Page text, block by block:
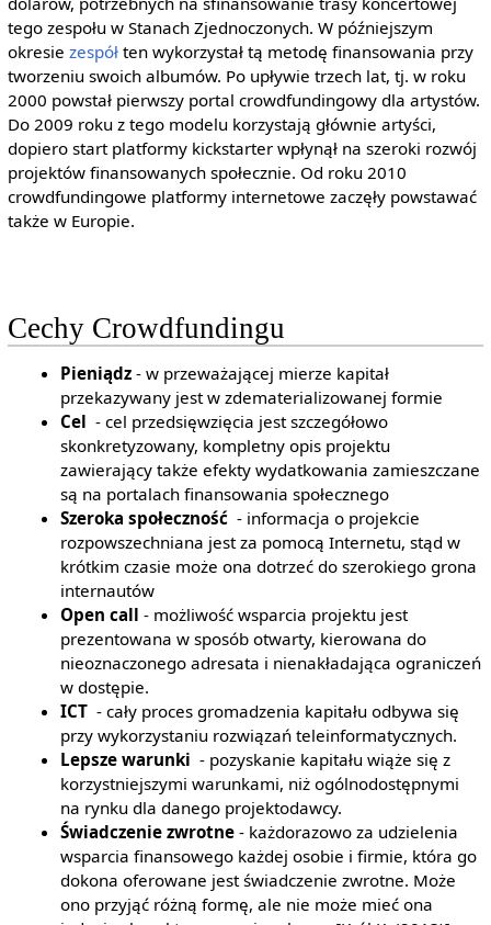
tego zespołu w Stanach Zjednoczonych. W późniejszym
okresie zespółten wykorzystał tą metodę finansowania przy
tworzeniu swoich albumów. Po upływie trzech lat, tj. w roku
2000 powstał pierwszy portal crowdfundingowy dla artystów.
Do 2009 roku z tego modelu korzystają głównie artyści,
dopiero start platformy kickstarter wpłynął na szeroki rozwój
projektów finansowanych społecznie. Od roku 2010
crowdfundingowe platformy internetowe zaczęły powstawać
także w Europie.
Cechy Crowdfundingu
Pieniądz- w przeważającej mierze kapitał
przekazywany jest w zdematerializowanej formie
Cel - cel przedsięwzięcia jest szczegółowo
skonkretyzowany, kompletny opis projektu
zawierający także efekty wydatkowania zamieszczane
są na portalach finansowania społecznego
Szeroka społeczność - informacja o projekcie
rozpowszechniana jest za pomocą Internetu, stąd w
krótkim czasie może ona dotrzeć do szerokiego grona
internautów
Open call- możliwość wsparcia projektu jest
prezentowana w sposób otwarty, kierowana do
nieoznaczonego adresata i nienakładająca ograniczeń
w dostępie.
ICT - cały proces gromadzenia kapitału odbywa się
przy wykorzystaniu rozwiązań teleinformatycznych.
Lepsze warunki - pozyskanie kapitału wiąże się z
korzystniejszymi warunkami, niż ogólnodostępnymi
na rynku dla danego projektodawcy.
Świadczenie zwrotne- każdorazowo za udzielenia
wsparcia finansowego każdej osobie i firmie, która go
dokona oferowane jest świadczenie zwrotne. Może
ono przyjąć różną formę, ale nie może mieć ona